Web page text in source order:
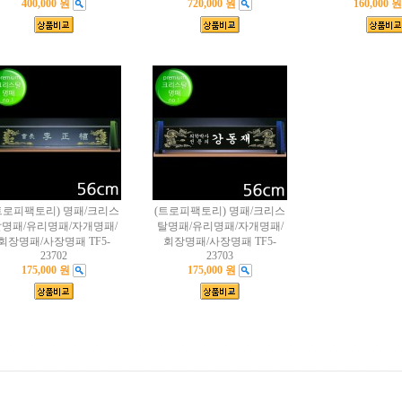
400,000 원
720,000 원
160,000 원
로피팩토리) 명패/크리스
패/유리명패/자개명패/
장명패/사장명패 TF5-
23702
175,000 원
(트로피팩토리) 명패/크리스
탈명패/유리명패/자개명패/
회장명패/사장명패 TF5-
23703
175,000 원